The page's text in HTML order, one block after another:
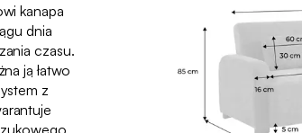
kanapa
dnia
czasu.
ją łatwo
z